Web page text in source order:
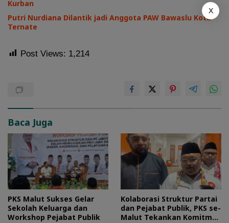
Kurban
Putri Nurdiana Dilantik jadi Anggota PAW Bawaslu Kota
Ternate
Post Views: 1,214
Baca Juga
PKS Malut Sukses Gelar
Sekolah Keluarga dan
Workshop Pejabat Publik
Kolaborasi Struktur Partai
dan Pejabat Publik, PKS se-
Malut Tekankan Komitmen
X